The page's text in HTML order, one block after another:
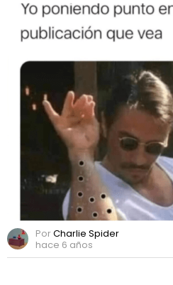
La
historia
de
«Punto
te
digo»,
el
famoso
meme
PorCharlie Spider
hace 6 años